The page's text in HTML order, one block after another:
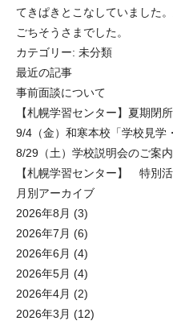
てきぱきとこなしていました。
ごちそうさまでした。
カテゴリー: 未分類
最近の記事
事前面談について
【札幌学習センター】夏期閉
9/4（金）和寒本校「学校見学
8/29（土）学校説明会のご案内
【札幌学習センター】 特別
月別アーカイブ
2026年8月 (3)
2026年7月 (6)
2026年6月 (4)
2026年5月 (4)
2026年4月 (2)
2026年3月 (12)